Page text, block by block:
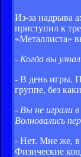
Из-за надрыва
приступил к
«Металлиста»
- Когда вы
- В день игры.
группе, без
- Вы не играли
Волновались
- Нет. Мне же, в
Физические